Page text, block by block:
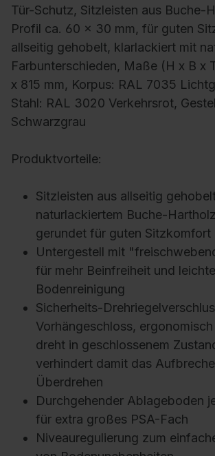
Tür-Schutz, Sitzleisten aus Buche-
Profil ca. 60 x 30 mm, für guten
allseitig gehobelt, klarlackiert mit
Farbunterschieden, Maße (H x B x
x 815 mm, Korpus: RAL 7035
Stahl: RAL 3020 Verkehrsrot,
Schwarzgrau
Produktvorteile:
Sitzleisten aus allseitig
naturlackiertem Buche-
gerundet für guten Sitzkomfort
Untergestell mit
für mehr Beinfreiheit und leichte
Bodenreinigung
Sicherheits-
Vorhängeschloss,
dreht in geschlossenem
verhindert damit das
Überdrehen
Durchgehender Ablageboden
für extra großes PSA-Fach
Niveauregulierung zum